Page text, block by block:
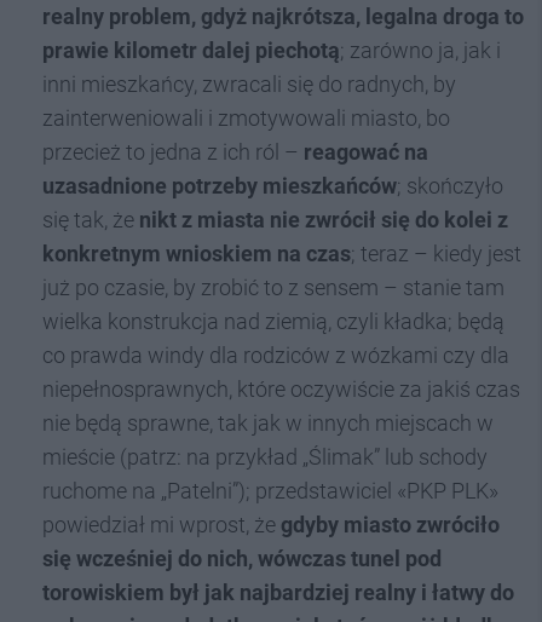
realny problem, gdyż najkrótsza, legalna droga to
prawie kilometr dalej piechotą; zarówno ja, jak i
inni mieszkańcy, zwracali się do radnych, by
zainterweniowali i zmotywowali miasto, bo
przecież to jedna z ich ról – reagować na
uzasadnione potrzeby mieszkańców; skończyło
się tak, że nikt z miasta nie zwrócił się do kolei z
konkretnym wnioskiem na czas; teraz – kiedy jest
już po czasie, by zrobić to z sensem – stanie tam
wielka konstrukcja nad ziemią, czyli kładka; będą
co prawda windy dla rodziców z wózkami czy dla
niepełnosprawnych, które oczywiście za jakiś czas
nie będą sprawne, tak jak w innych miejscach w
mieście (patrz: na przykład „Ślimak” lub schody
ruchome na „Patelni”); przedstawiciel «PKP PLK»
powiedział mi wprost, że gdyby miasto zwróciło
się wcześniej do nich, wówczas tunel pod
torowiskiem był jak najbardziej realny i łatwy do